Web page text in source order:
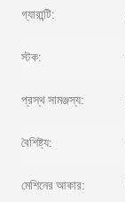
গ্যারান্টি:
স্টক:
প্রস্থ সামঞ্জস্য:
বৈশিষ্ট্য:
মেশিনের আকার: